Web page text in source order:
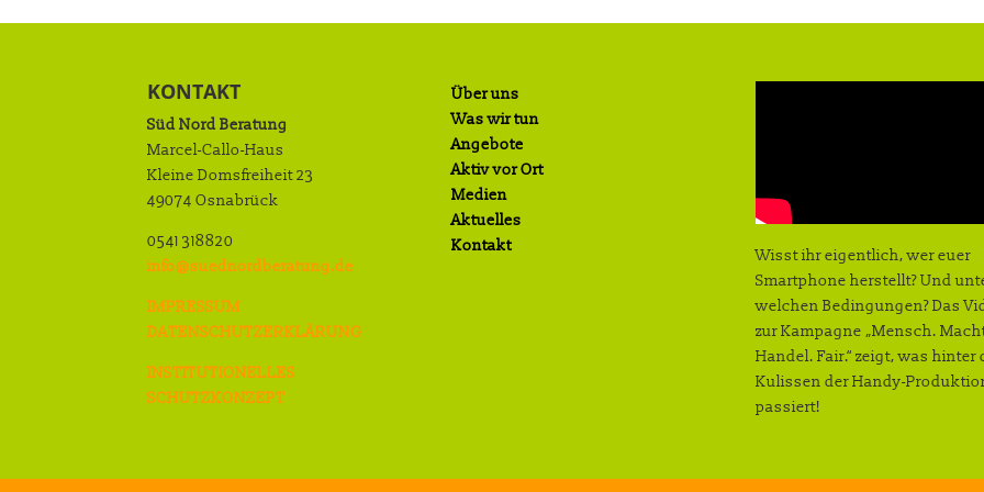
KONTAKT
Süd Nord Beratung
Marcel-Callo-Haus
Kleine Domsfreiheit 23
49074 Osnabrück
0541 318820
info@suednordberatung.de
IMPRESSUM
DATENSCHUTZERKLÄRUNG
INSTITUTIONELLES
SCHUTZKONZEPT
Über uns
Was wir tun
Angebote
Aktiv vor Ort
Medien
Aktuelles
Kontakt
Wisst ihr eigentlich, wer euer
Smartphone herstellt? Und
welchen Bedingungen? Das
zur Kampagne „Mensch.
Handel. Fair.“ zeigt, was hinter
Kulissen der Handy-
passiert!